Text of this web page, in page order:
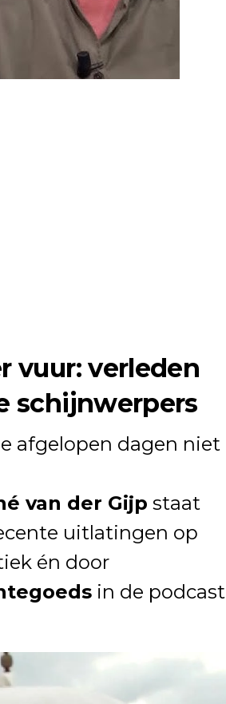
vuur: verleden
schijnwerpers
afgelopen dagen niet
van der Gijp staat
uitlatingen op
én door
in de podcast